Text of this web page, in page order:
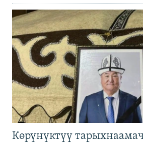
Көрүнүктүү